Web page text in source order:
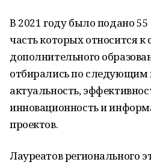
В 2021 году было подано
часть которых относится к
дополнительного
отбирались по следующим
актуальность,
инновационность и
проектов.
Лауреатов регионального